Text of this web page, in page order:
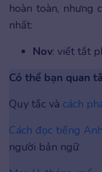
hoàn toàn, nhưng
nhất:
Nov: viết tắt
Có thể bạn quan
Quy tắc và cách
Cách đọc tiếng
người bản ngữ